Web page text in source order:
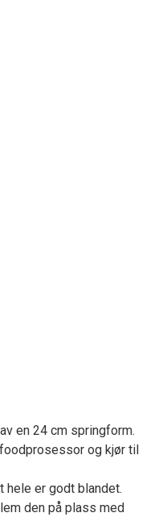
en 24 cm springform.
og kjør til
er godt blandet.
den på plass med